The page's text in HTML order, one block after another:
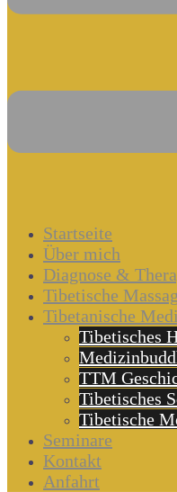
Startseite
Über mich
Diagnose &
Tibetische
Tibetanische
Tibetisches
TTM
Tibetisches
Tibetische
Seminare
Kontakt
Anfahrt